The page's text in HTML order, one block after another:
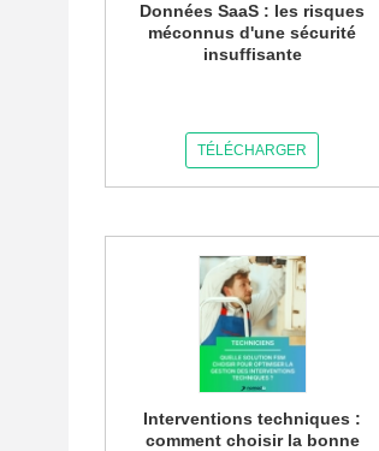
Données SaaS : les risques
méconnus d'une sécurité
insuffisante
TÉLÉCHARGER
Interventions techniques :
comment choisir la bonne